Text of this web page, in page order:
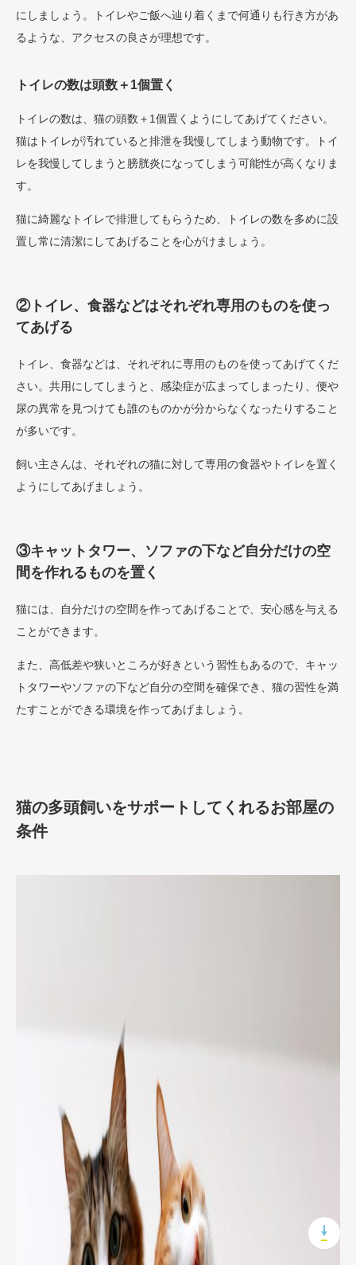
にしましょう。トイレやご飯へ辿り着くまで何通りも行き方があ
るような、アクセスの良さが理想です。
トイレの数は頭数＋1個置く
トイレの数は、猫の頭数＋1個置くようにしてあげてください。
猫はトイレが汚れていると排泄を我慢してしまう動物です。トイ
レを我慢してしまうと膀胱炎になってしまう可能性が高くなりま
す。
猫に綺麗なトイレで排泄してもらうため、トイレの数を多めに設
置し常に清潔にしてあげることを心がけましょう。
②トイレ、食器などはそれぞれ専用のものを使っ
てあげる
トイレ、食器などは、それぞれに専用のものを使ってあげてくだ
さい。共用にしてしまうと、感染症が広まってしまったり、便や
尿の異常を見つけても誰のものかが分からなくなったりすること
が多いです。
飼い主さんは、それぞれの猫に対して専用の食器やトイレを置く
ようにしてあげましょう。
③キャットタワー、ソファの下など自分だけの空
間を作れるものを置く
猫には、自分だけの空間を作ってあげることで、安心感を与える
ことができます。
また、高低差や狭いところが好きという習性もあるので、キャッ
トタワーやソファの下など自分の空間を確保でき、猫の習性を満
たすことができる環境を作ってあげましょう。
猫の多頭飼いをサポートしてくれるお部屋の
条件